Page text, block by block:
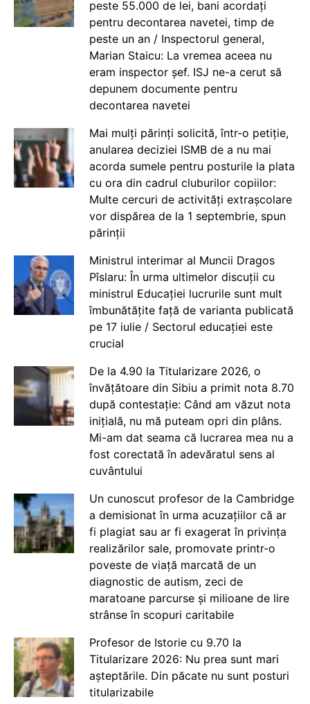
peste 55.000 de lei, bani acordați
pentru decontarea navetei, timp de
peste un an / Inspectorul general,
Marian Staicu: La vremea aceea nu
eram inspector șef. ISJ ne-a cerut să
depunem documente pentru
decontarea navetei
Mai mulți părinți solicită, într-o petiție,
anularea deciziei ISMB de a nu mai
acorda sumele pentru posturile la plata
cu ora din cadrul cluburilor copiilor:
Multe cercuri de activități extrașcolare
vor dispărea de la 1 septembrie, spun
părinții
Ministrul interimar al Muncii Dragos
Pîslaru: În urma ultimelor discuții cu
ministrul Educației lucrurile sunt mult
îmbunătățite față de varianta publicată
pe 17 iulie / Sectorul educației este
crucial
De la 4.90 la Titularizare 2026, o
învățătoare din Sibiu a primit nota 8.70
după contestație: Când am văzut nota
inițială, nu mă puteam opri din plâns.
Mi-am dat seama că lucrarea mea nu a
fost corectată în adevăratul sens al
cuvântului
Un cunoscut profesor de la Cambridge
a demisionat în urma acuzațiilor că ar
fi plagiat sau ar fi exagerat în privința
realizărilor sale, promovate printr-o
poveste de viață marcată de un
diagnostic de autism, zeci de
maratoane parcurse și milioane de lire
strânse în scopuri caritabile
Profesor de Istorie cu 9.70 la
Titularizare 2026: Nu prea sunt mari
așteptările. Din păcate nu sunt posturi
titularizabile